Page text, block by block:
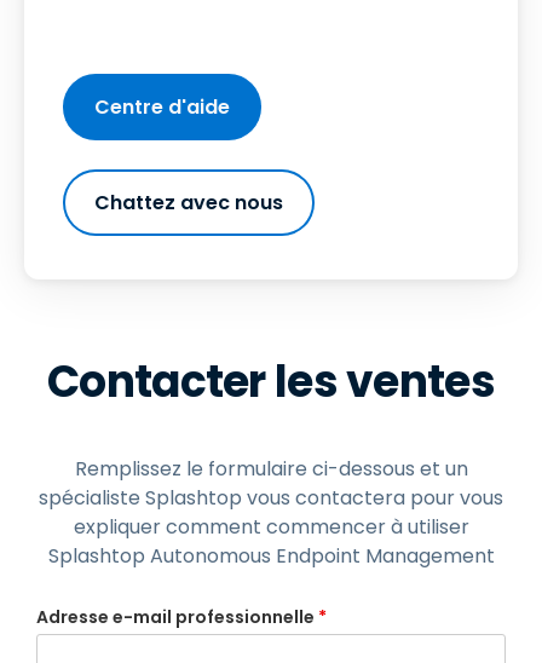
Centre d'aide
Chattez avec nous
Contacter les ventes
Remplissez le formulaire ci-dessous et un
spécialiste Splashtop vous contactera pour vous
expliquer comment commencer à utiliser
Splashtop Autonomous Endpoint Management
Adresse e-mail professionnelle *